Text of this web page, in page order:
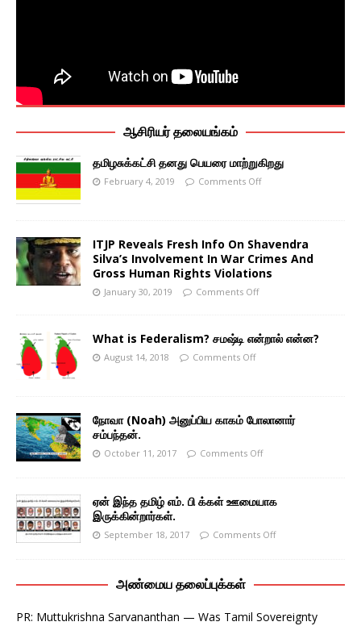
ஆசிரியர் தலையங்கம்
தமிழசுக்கட்சி தனது பெயரை மாற்றுகிறது
February 4, 2019 Comments Off
ITJP Reveals Fresh Info On Shavendra
Silva’s Involvement In War Crimes And
Gross Human Rights Violations
January 30, 2019 Comments Off
What is Federalism? சமஷ்டி என்றால் என்ன?
August 14, 2018 Comments Off
நோவா (Noah) அனுப்பிய காகம் போலானார்
சம்பந்தன்.
October 11, 2017 Comments Off
ஏன் இந்த தமிழ் எம். பி க்கள் ஊமையாக
இருக்கின்றார்கள்.
September 18, 2017 Comments Off
அண்மைய தலைப்புக்கள்
PR: Muttukrishna Sarvananthan — Was Tamil Sovereignty